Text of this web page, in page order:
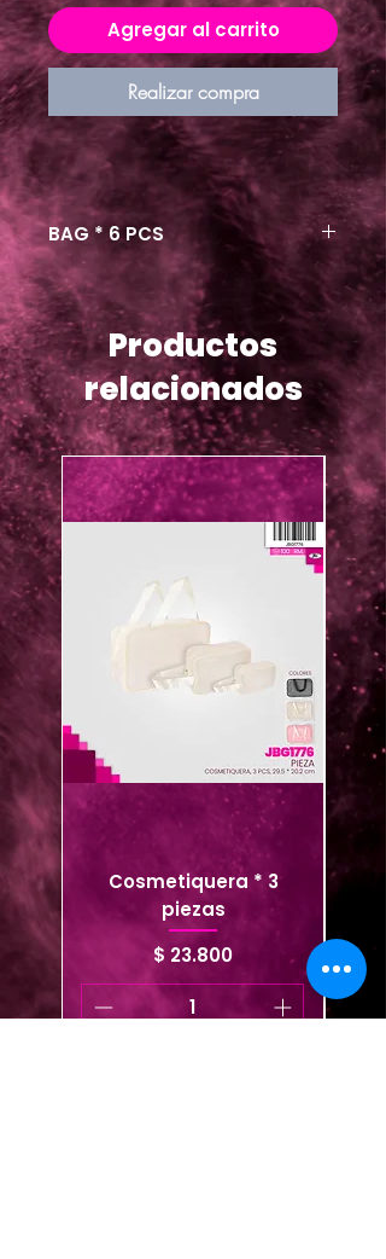
Agregar al carrito
Realizar compra
BAG * 6 PCS
Productos
relacionados
Cosmetiquera * 3
piezas
Precio
$ 23.800